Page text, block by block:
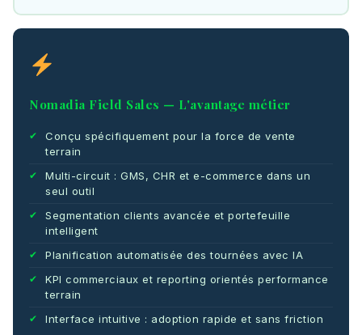
Nomadia Field Sales — L'avantage métier
Conçu spécifiquement pour la force de vente
terrain
Multi-circuit : GMS, CHR et e-commerce dans un
seul outil
Segmentation clients avancée et portefeuille
intelligent
Planification automatisée des tournées avec IA
KPI commerciaux et reporting orientés performance
terrain
Interface intuitive : adoption rapide et sans friction